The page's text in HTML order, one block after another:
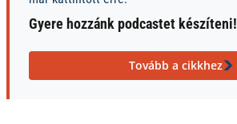
Gyere hozzánk podcastet készíteni!
Tovább a cikkhez